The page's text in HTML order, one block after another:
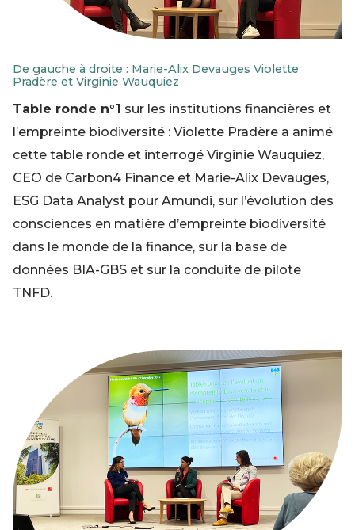
De gauche à droite : Marie-Alix Devauges Violette
Pradère et Virginie Wauquiez
Table ronde n°1 sur les institutions financières et
l’empreinte biodiversité : Violette Pradère a animé
cette table ronde et interrogé Virginie Wauquiez,
CEO de Carbon4 Finance et Marie-Alix Devauges,
ESG Data Analyst pour Amundi, sur l’évolution des
consciences en matière d’empreinte biodiversité
dans le monde de la finance, sur la base de
données BIA-GBS et sur la conduite de pilote
TNFD.